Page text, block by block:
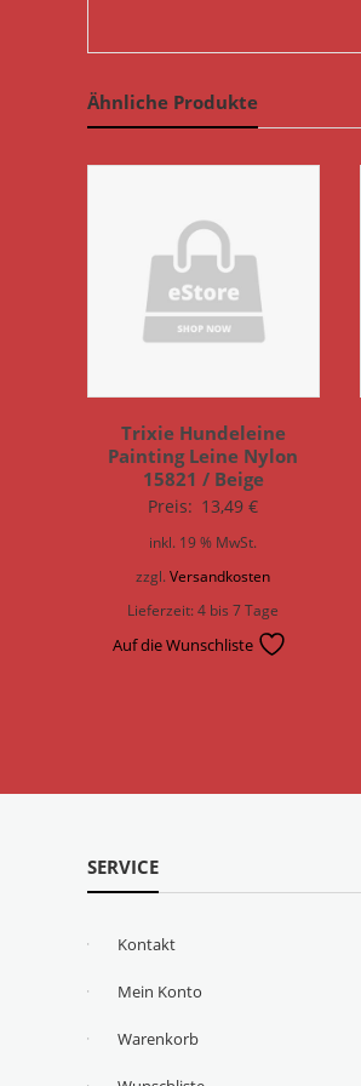
Ähnliche Produkte
Trixie Hundeleine
Painting Leine Nylon
15821 / Beige
Preis: 13,49€
inkl. 19 % MwSt.
zzgl.Versandkosten
Lieferzeit:4 bis 7 Tage
Auf die Wunschliste
SERVICE
Kontakt
Mein Konto
Warenkorb